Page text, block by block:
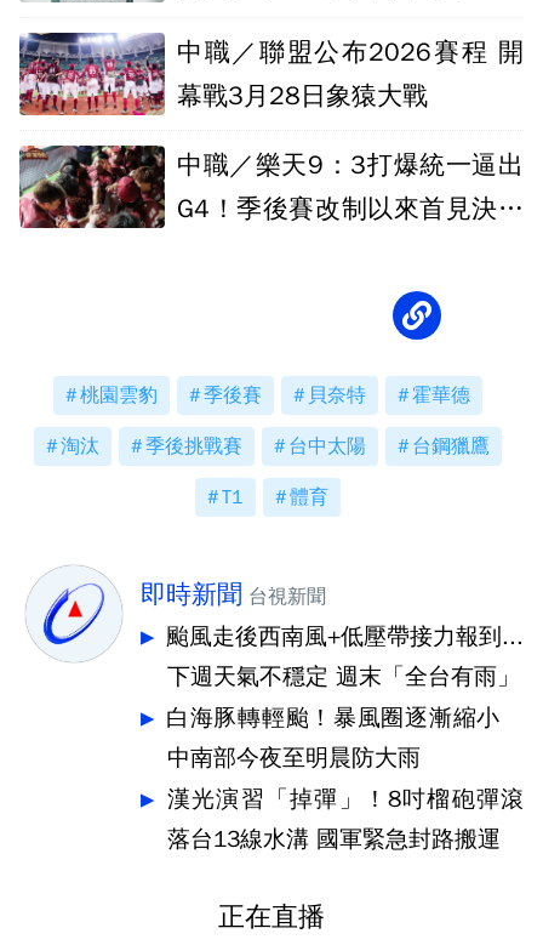
中職／聯盟公布2026賽程 開
幕戰3月28日象猿大戰
中職／樂天9：3打爆統一逼出
G4！季後賽改制以來首見決勝
桃園雲豹 季後賽 貝奈特 霍華德
淘汰 季後挑戰賽 台中太陽 台鋼獵鷹
T1 體育
即時新聞 台視新聞
颱風走後西南風+低壓帶接力報到...
下週天氣不穩定 週末「全台有雨」
白海豚轉輕颱！暴風圈逐漸縮小
中南部今夜至明晨防大雨
漢光演習「掉彈」！8吋榴砲彈滾
落台13線水溝 國軍緊急封路搬運
正在直播